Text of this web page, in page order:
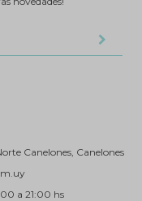
Canelones, Canelones
a 21:00 hs